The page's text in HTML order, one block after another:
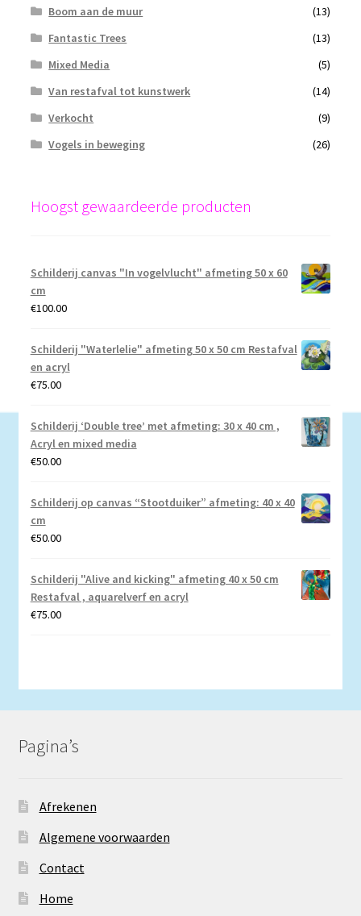
Boom aan de muur
(13)
Fantastic Trees
(13)
Mixed Media
(5)
Van restafval tot kunstwerk
(14)
Verkocht
(9)
Vogels in beweging
(26)
Hoogst gewaardeerde producten
Schilderij canvas "In vogelvlucht" afmeting 50 x 60
cm
€100.00
Schilderij "Waterlelie" afmeting 50 x 50 cm Restafval
en acryl
€75.00
Schilderij ‘Double tree’ met afmeting: 30 x 40 cm ,
Acryl en mixed media
€50.00
Schilderij op canvas “Stootduiker” afmeting: 40 x 40
cm
€50.00
Schilderij "Alive and kicking" afmeting 40 x 50 cm
Restafval , aquarelverf en acryl
€75.00
Pagina’s
Afrekenen
Algemene voorwaarden
Contact
Home